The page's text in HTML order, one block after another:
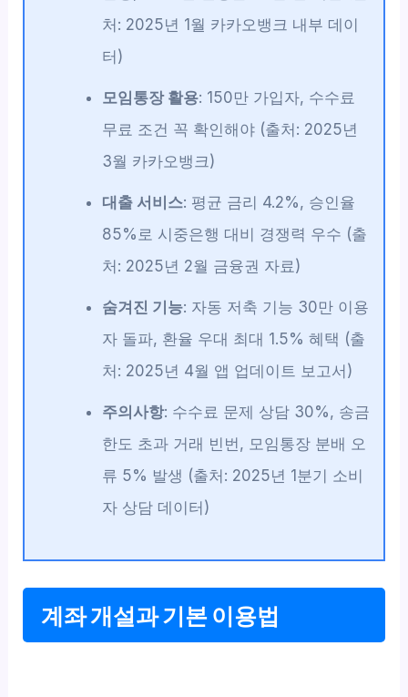
처: 2025년 1월 카카오뱅크 내부 데이
터)
모임통장 활용: 150만 가입자, 수수료
무료 조건 꼭 확인해야 (출처: 2025년
3월 카카오뱅크)
대출 서비스: 평균 금리 4.2%, 승인율
85%로 시중은행 대비 경쟁력 우수 (출
처: 2025년 2월 금융권 자료)
숨겨진 기능: 자동 저축 기능 30만 이용
자 돌파, 환율 우대 최대 1.5% 혜택 (출
처: 2025년 4월 앱 업데이트 보고서)
주의사항: 수수료 문제 상담 30%, 송금
한도 초과 거래 빈번, 모임통장 분배 오
류 5% 발생 (출처: 2025년 1분기 소비
자 상담 데이터)
계좌 개설과 기본 이용법